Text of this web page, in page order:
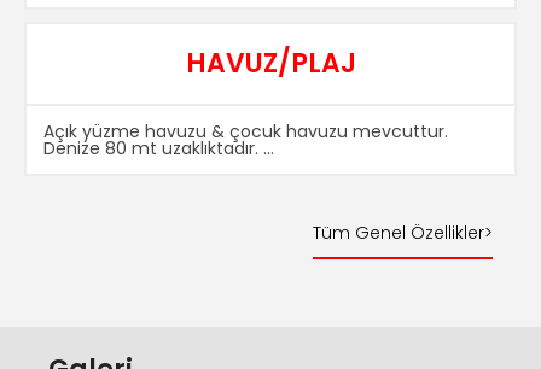
HAVUZ/PLAJ
Açık yüzme havuzu & çocuk havuzu mevcuttur.
Denize 80 mt uzaklıktadır. ...
Tüm Genel Özellikler>